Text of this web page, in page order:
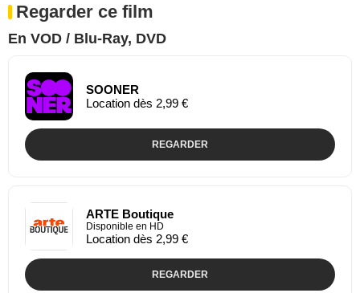
Regarder ce film
En VOD / Blu-Ray, DVD
SOONER
Location dès 2,99 €
REGARDER
ARTE Boutique
Disponible en HD
Location dès 2,99 €
REGARDER